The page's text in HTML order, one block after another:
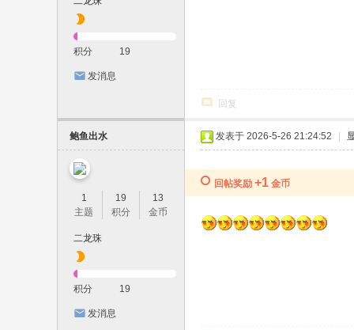
积分 19
发消息
回复
鲍鱼出水
1
主题
19
积分
13
金币
二龙珠
积分 19
发消息
发表于 2026-5-26 21:24:52
回帖奖励 +1 金币